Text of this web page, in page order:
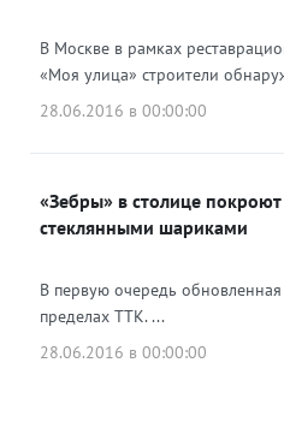
В Москве в рамках
«Моя улица» строители
28.06.2016 в 00:00:00
«Зебры» в столице
стеклянными шариками
В первую очередь обновленная
пределах ТТК. ...
28.06.2016 в 00:00:00